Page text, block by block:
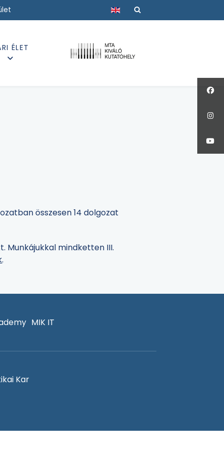
Válasszon nyelvet
ÉLET
összesen 14 dolgozat
Munkájukkal mindketten III.
.
MIK IT
Kar